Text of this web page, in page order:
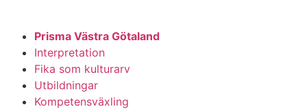
Prisma Västra Götaland
Interpretation
Fika som kulturarv
Utbildningar
Kompetensväxling